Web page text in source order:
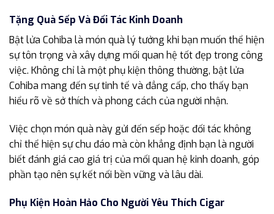
Tặng Quà Sếp Và Đối Tác Kinh Doanh
Bật lửa Cohiba là món quà lý tưởng khi bạn muốn thể hiện
sự tôn trọng và xây dựng mối quan hệ tốt đẹp trong công
việc. Không chỉ là một phụ kiện thông thường, bật lửa
Cohiba mang đến sự tinh tế và đẳng cấp, cho thấy bạn
hiểu rõ về sở thích và phong cách của người nhận.
Việc chọn món quà này gửi đến sếp hoặc đối tác không
chỉ thể hiện sự chu đáo mà còn khẳng định bạn là người
biết đánh giá cao giá trị của mối quan hệ kinh doanh, góp
phần tạo nên sự kết nối bền vững và lâu dài.
Phụ Kiện Hoàn Hảo Cho Người Yêu Thích Cigar